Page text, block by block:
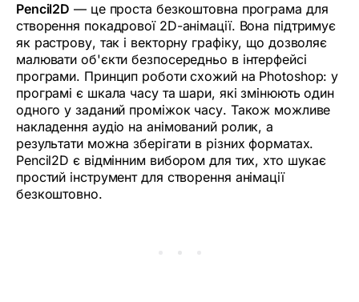
Pencil2D — це проста безкоштовна програма для
створення покадрової 2D-анімації. Вона підтримує
як растрову, так і векторну графіку, що дозволяє
малювати об'єкти безпосередньо в інтерфейсі
програми. Принцип роботи схожий на Photoshop: у
програмі є шкала часу та шари, які змінюють один
одного у заданий проміжок часу. Також можливе
накладення аудіо на анімований ролик, а
результати можна зберігати в різних форматах.
Pencil2D є відмінним вибором для тих, хто шукає
простий інструмент для створення анімації
безкоштовно.